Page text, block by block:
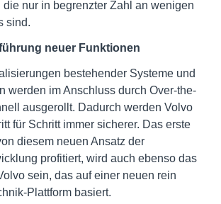
die nur in begrenzter Zahl an wenigen
sind.
neuer Funktionen
bestehender Systeme und
werden im Anschluss durch Over-the-
ausgerollt. Dadurch werden Volvo
für Schritt immer sicherer. Das erste
diesem neuen Ansatz der
profitiert, wird auch ebenso das
sein, das auf einer neuen rein
Plattform basiert.